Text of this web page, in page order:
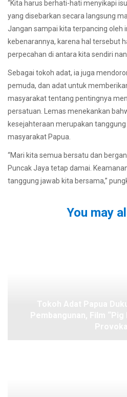
“Kita harus berhati-hati menyikapi
yang disebarkan secara langsung
Jangan sampai kita terpancing oleh
kebenarannya, karena hal tersebut
perpecahan di antara kita sendiri
Sebagai tokoh adat, ia juga
pemuda, dan adat untuk
masyarakat tentang pentingnya
persatuan. Lemas menekankan
kesejahteraan merupakan
masyarakat Papua.
“Mari kita semua bersatu dan
Puncak Jaya tetap damai.
tanggung jawab kita bersama,”
You may